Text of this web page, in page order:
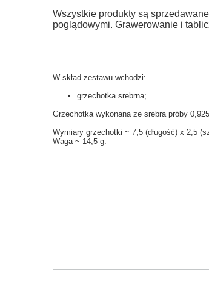
Wszystkie produkty są
poglądowymi. Grawerowanie i
W skład zestawu wchodzi:
grzechotka srebrna;
Grzechotka wykonana ze srebra próby
Wymiary grzechotki ~ 7,5 (długość) x 2,5
Waga ~ 14,5 g.